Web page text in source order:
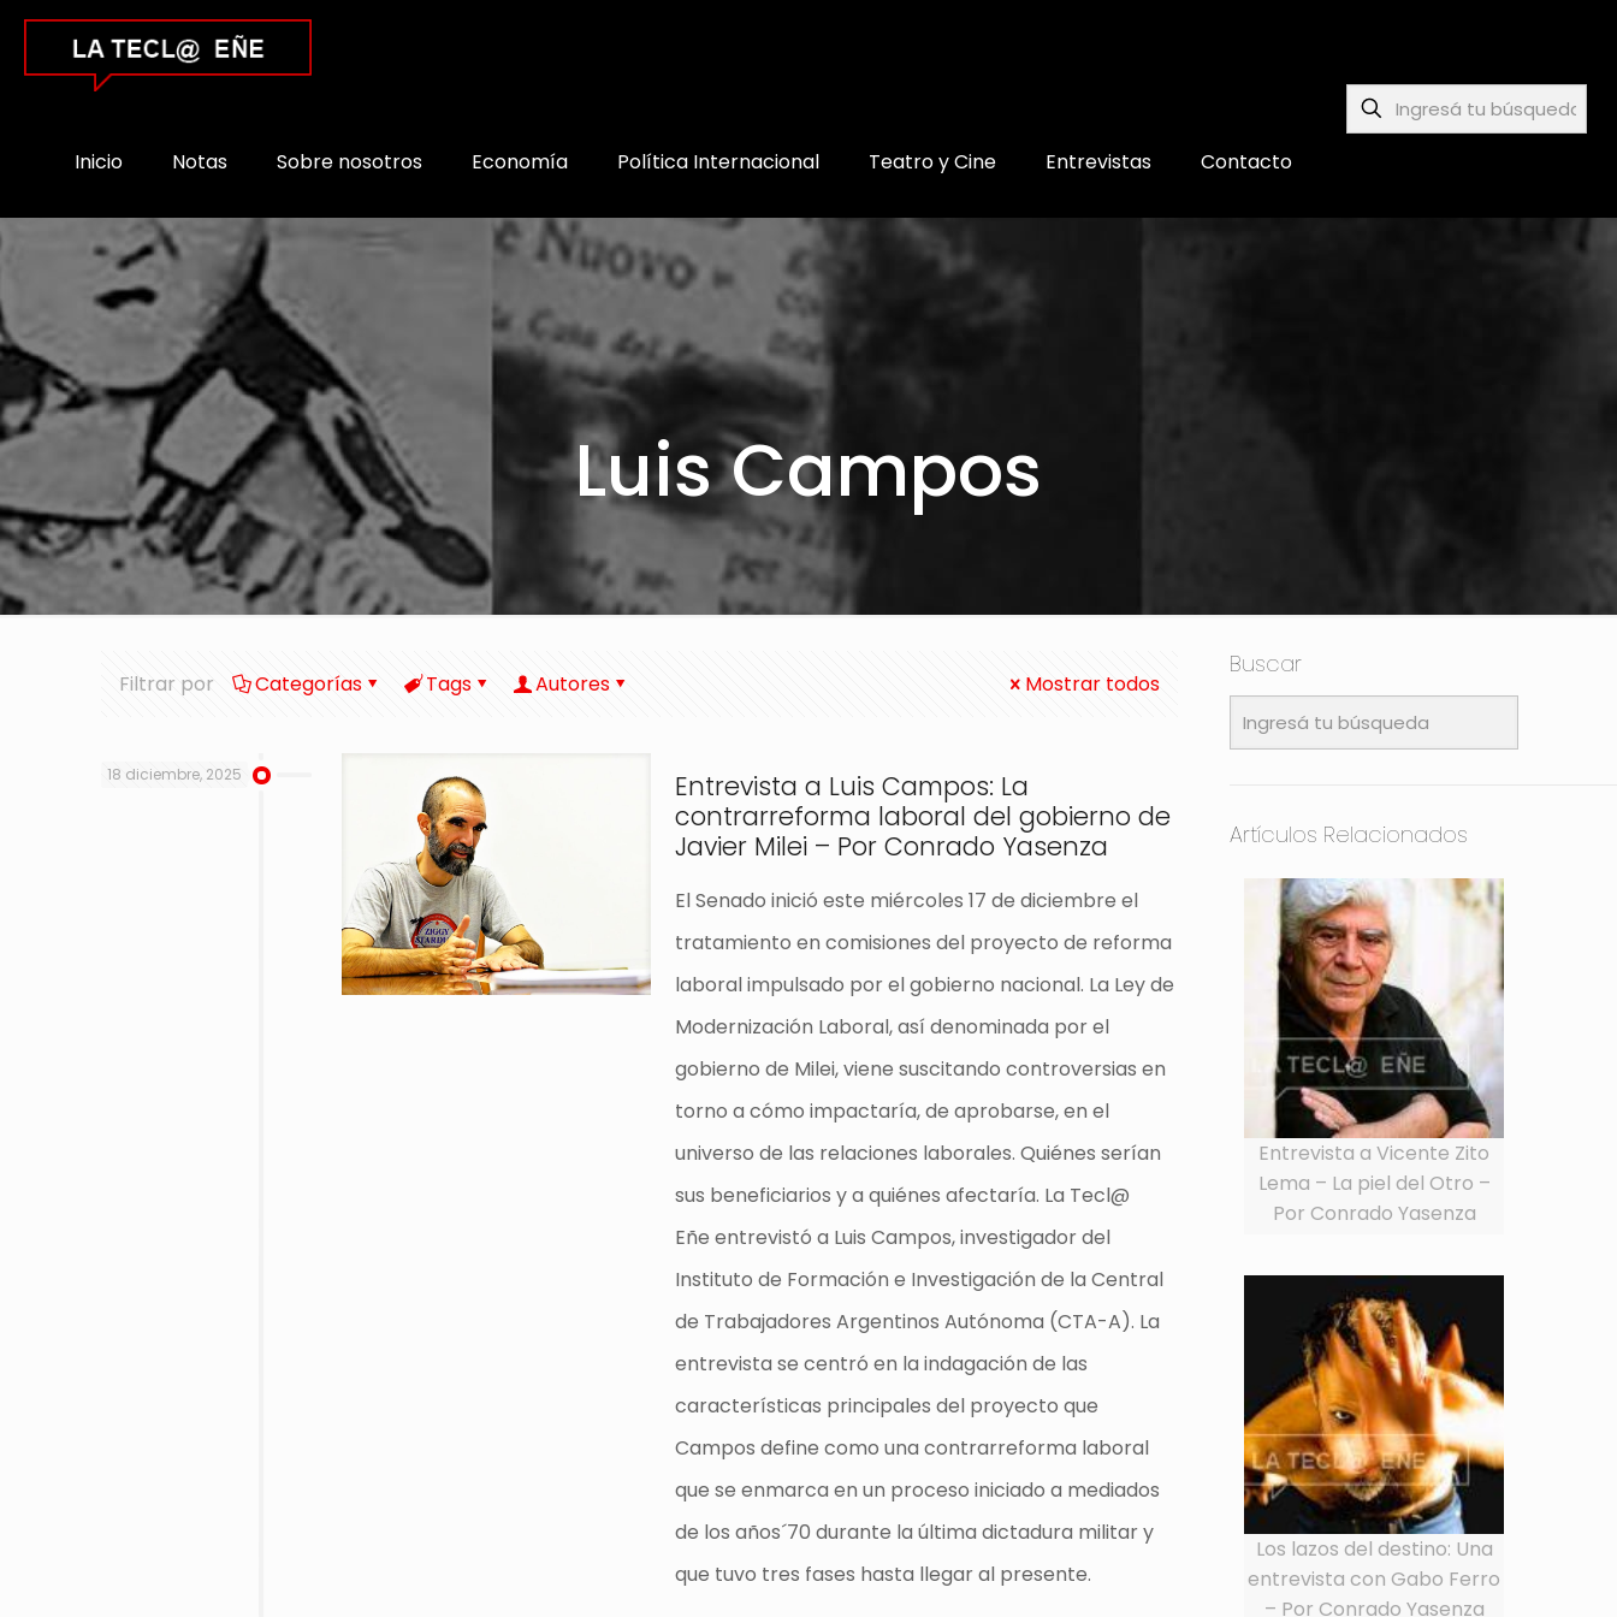
Inicio Notas Sobre nosotros Economía Política Internacional Teatro y Cine Entrevistas Contacto
Luis Campos
Filtrar por Categorías Tags Autores Mostrar todos
18 diciembre, 2025
Entrevista a Luis Campos: La
contrarreforma laboral del gobierno de
Javier Milei – Por Conrado Yasenza
El Senado inició este miércoles 17 de diciembre el
tratamiento en comisiones del proyecto de reforma
laboral impulsado por el gobierno nacional. La Ley de
Modernización Laboral, así denominada por el
gobierno de Milei, viene suscitando controversias en
torno a cómo impactaría, de aprobarse, en el
universo de las relaciones laborales. Quiénes serían
sus beneficiarios y a quiénes afectaría. La Tecl@
Eñe entrevistó a Luis Campos, investigador del
Instituto de Formación e Investigación de la Central
de Trabajadores Argentinos Autónoma (CTA-A). La
entrevista se centró en la indagación de las
características principales del proyecto que
Campos define como una contrarreforma laboral
que se enmarca en un proceso iniciado a mediados
de los años´70 durante la última dictadura militar y
que tuvo tres fases hasta llegar al presente.
Buscar
Artículos Relacionados
Entrevista a Vicente Zito
Lema – La piel del Otro –
Por Conrado Yasenza
Los lazos del destino: Una
entrevista con Gabo Ferro
– Por Conrado Yasenza